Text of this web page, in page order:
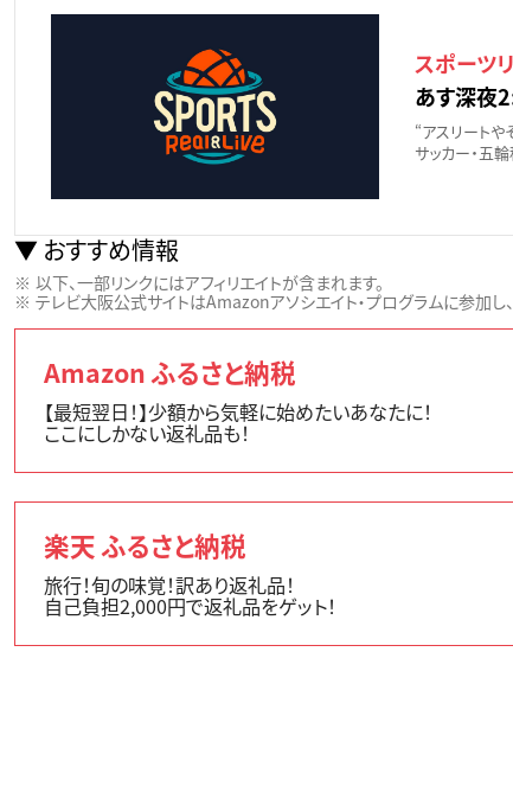
スポーツ
あす深夜
“アスリートや
サッカー・五
おすすめ情報
以下、一部リンクにはアフィリエイトが含まれます。
テレビ大阪公式サイトはAmazonアソシエイト・プログラムに参加し
Amazon ふるさと納税
【最短翌日！】少額から気軽に始めたいあなたに！
ここにしかない返礼品も！
楽天 ふるさと納税
旅行！旬の味覚！訳あり返礼品！
自己負担2,000円で返礼品をゲット！